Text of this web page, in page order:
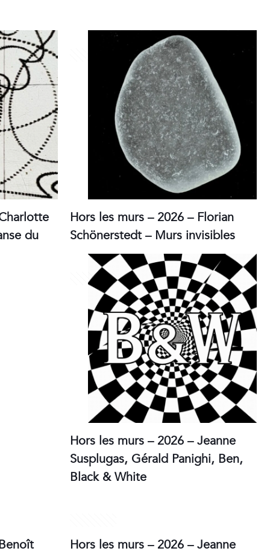
du
Hors les murs – 2026 – Florian
Schönerstedt – Murs invisibles
30 juin 2026
Hors les murs – 2026 – Jeanne
Susplugas, Gérald Panighi, Ben,
Black & White
Hors les murs – 2026 – Jeanne